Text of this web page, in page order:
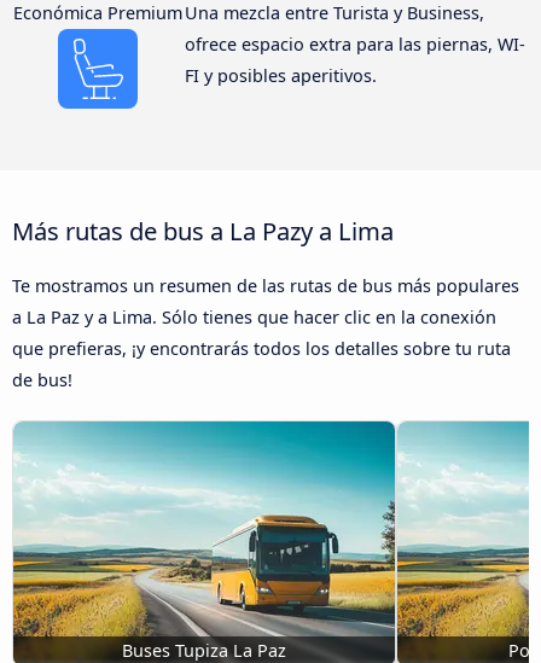
Económica PremiumUna mezcla entre Turista y Business,
ofrece espacio extra para las piernas, WI-
FI y posibles aperitivos.
Más rutas de bus a La Pazy a Lima
Te mostramos un resumen de las rutas de bus más populares
a La Paz y a Lima. Sólo tienes que hacer clic en la conexión
que prefieras, ¡y encontrarás todos los detalles sobre tu ruta
de bus!
Buses Tupiza La Paz